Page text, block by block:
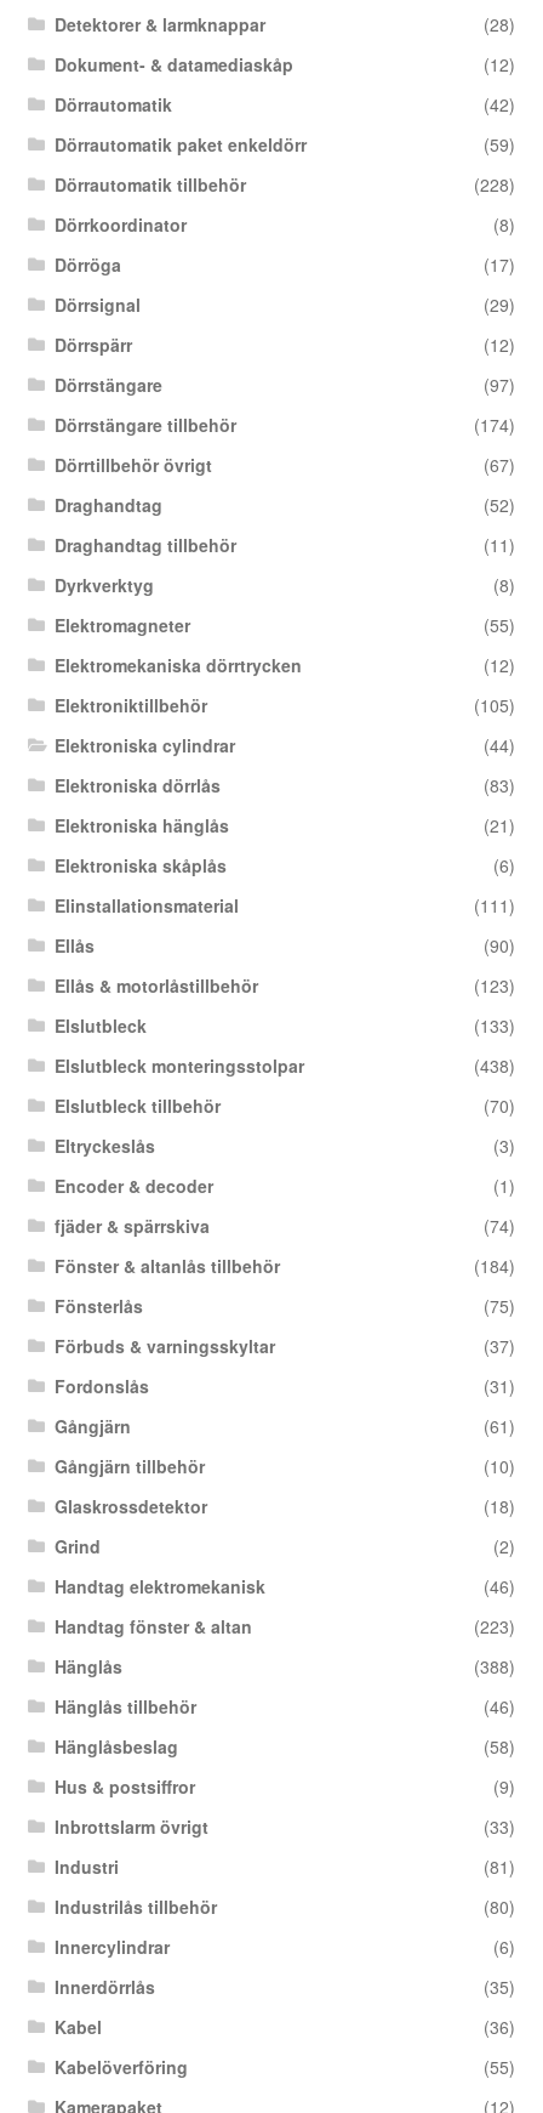
Detektorer & larmknappar
(28)
Dokument- & datamediaskåp
(12)
Dörrautomatik
(42)
Dörrautomatik paket enkeldörr
(59)
Dörrautomatik tillbehör
(228)
Dörrkoordinator
(8)
Dörröga
(17)
Dörrsignal
(29)
Dörrspärr
(12)
Dörrstängare
(97)
Dörrstängare tillbehör
(174)
Dörrtillbehör övrigt
(67)
Draghandtag
(52)
Draghandtag tillbehör
(11)
Dyrkverktyg
(8)
Elektromagneter
(55)
Elektromekaniska dörrtrycken
(12)
Elektroniktillbehör
(105)
Elektroniska cylindrar
(44)
Elektroniska dörrlås
(83)
Elektroniska hänglås
(21)
Elektroniska skåplås
(6)
Elinstallationsmaterial
(111)
Ellås
(90)
Ellås & motorlåstillbehör
(123)
Elslutbleck
(133)
Elslutbleck monteringsstolpar
(438)
Elslutbleck tillbehör
(70)
Eltryckeslås
(3)
Encoder & decoder
(1)
fjäder & spärrskiva
(74)
Fönster & altanlås tillbehör
(184)
Fönsterlås
(75)
Förbuds & varningsskyltar
(37)
Fordonslås
(31)
Gångjärn
(61)
Gångjärn tillbehör
(10)
Glaskrossdetektor
(18)
Grind
(2)
Handtag elektromekanisk
(46)
Handtag fönster & altan
(223)
Hänglås
(388)
Hänglås tillbehör
(46)
Hänglåsbeslag
(58)
Hus & postsiffror
(9)
Inbrottslarm övrigt
(33)
Industri
(81)
Industrilås tillbehör
(80)
Innercylindrar
(6)
Innerdörrlås
(35)
Kabel
(36)
Kabelöverföring
(55)
Kamerapaket
(12)